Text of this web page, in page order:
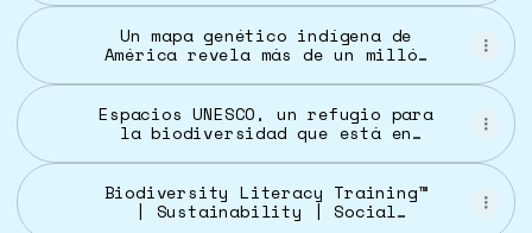
Ambiente - Plataforma del Estado
Peruano
Un mapa genético indígena de
América revela más de un millón
Espacios UNESCO, un refugio para
la biodiversidad que está en
Biodiversity Literacy Training™
| Sustainability | Social